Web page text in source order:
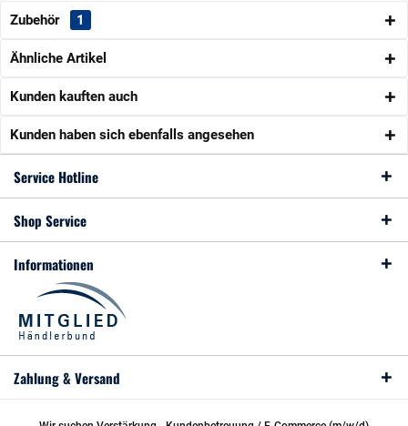
Zubehör 1
Ähnliche Artikel
Kunden kauften auch
Kunden haben sich ebenfalls angesehen
Service Hotline
Shop Service
Informationen
Zahlung & Versand